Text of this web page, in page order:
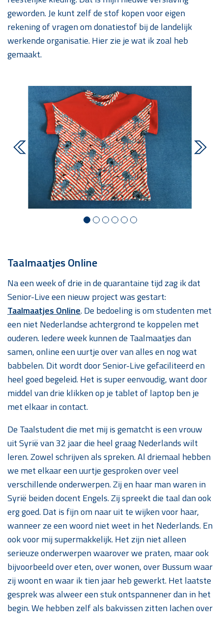
geworden. Je kunt zelf de stof kopen voor eigen
rekening of vragen om donatiestof bij de landelijk
werkende organisatie. Hier zie je wat ik zoal heb
gemaakt.
Taalmaatjes Online
Na een week of drie in de quarantaine tijd zag ik dat
Senior-Live een nieuw project was gestart:
Taalmaatjes Online. De bedoeling is om studenten met
een niet Nederlandse achtergrond te koppelen met
ouderen. Iedere week kunnen de Taalmaatjes dan
samen, online een uurtje over van alles en nog wat
babbelen. Dit wordt door Senior-Live gefaciliteerd en
heel goed begeleid. Het is super eenvoudig, want door
middel van drie klikken op je tablet of laptop ben je
met elkaar in contact.
De Taalstudent die met mij is gematcht is een vrouw
uit Syrië van 32 jaar die heel graag Nederlands wilt
leren. Zowel schrijven als spreken. Al driemaal hebben
we met elkaar een uurtje gesproken over veel
verschillende onderwerpen. Zij en haar man waren in
Syrië beiden docent Engels. Zij spreekt die taal dan ook
erg goed. Dat is fijn om naar uit te wijken voor haar,
wanneer ze een woord niet weet in het Nederlands. En
ook voor mij supermakkelijk. Het zijn niet alleen
serieuze onderwerpen waarover we praten, maar ook
bijvoorbeeld over eten, over wonen, over Bussum waar
zij woont en waar ik tien jaar heb gewerkt. Het laatste
gesprek was alweer een stuk ontspannener dan in het
begin. We hebben zelf als bakvissen zitten lachen over